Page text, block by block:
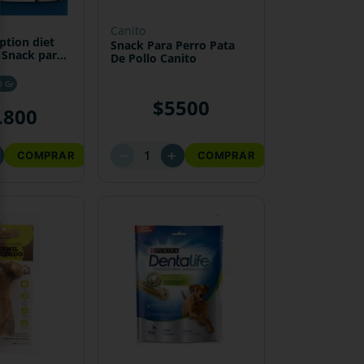
diet
para
Gr
.800
COMPRAR
canito
Snack Para Perro Pata
De Pollo Canito
$5500
＋ COMPRAR